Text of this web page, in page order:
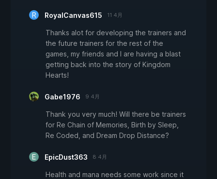
RoyalCanvas615 11 4月
Thanks alot for developing the trainers and
the future trainers for the rest of the
games, my friends and I are having a blast
getting back into the story of Kingdom
Hearts!
Gabe1976 9 4月
Thank you very much! Will there be trainers
for Re Chain of Memories, Birth by Sleep,
Re Coded, and Dream Drop Distance?
EpicDust363 8 4月
Health and mana needs some work since it